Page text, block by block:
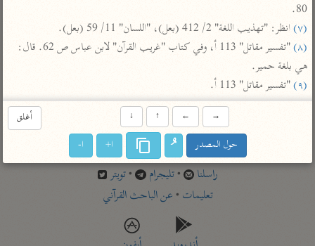
اشترك لتصلك أخبار مشاريعنا
اشترك
راسلنا •تليجرام •تويتر
تعليمات •عن الباحث القرآني
80.
(٧)
انظر: "تهذيب اللغة" 2/ 412 (بعل)، "اللسان" 11/ 59 (بعل).
(٨)
هي بلغة حمير.
(٩)
"تفسير مقاتل" 113 أ.
أغلق →
←
↑
↓
حول المصدر ا+ ا-